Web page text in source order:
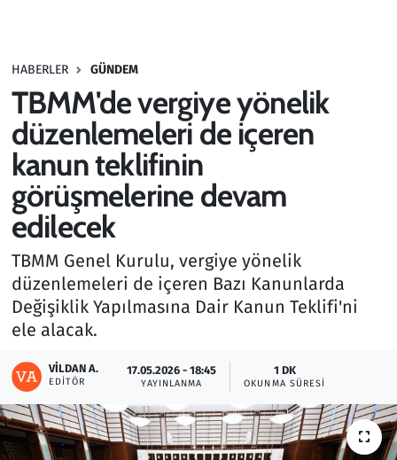
HABERLER GÜNDEM
TBMM'de vergiye yönelik
düzenlemeleri de içeren
kanun teklifinin
görüşmelerine devam
edilecek
TBMM Genel Kurulu, vergiye yönelik
düzenlemeleri de içeren Bazı Kanunlarda
Değişiklik Yapılmasına Dair Kanun Teklifi'ni
ele alacak.
VILDAN A.
EDITÖR
17.05.2026 - 18:45
YAYINLANMA
1 DK
OKUNMA SÜRESI
Haber
Kültür Sanat
Kurumsal Haberler
Lezzet Durağı
Memur ve Kamu
Otomobil
Resmi İlanlar